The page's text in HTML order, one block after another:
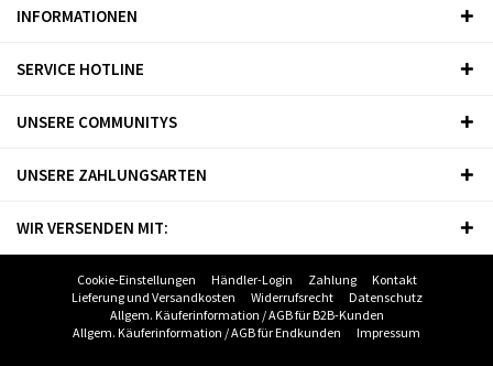
INFORMATIONEN
SERVICE HOTLINE
UNSERE COMMUNITYS
UNSERE ZAHLUNGSARTEN
WIR VERSENDEN MIT:
Cookie-Einstellungen Händler-Login Zahlung
Kontakt
Lieferung und Versandkosten
Widerrufsrecht
Datenschutz
Allgem. Käuferinformation / AGB für B2B-Kunden
Allgem. Käuferinformation / AGB für Endkunden
Impressum